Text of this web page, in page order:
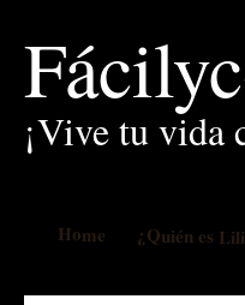
¡Vive tu vida
Home ¿Quién es